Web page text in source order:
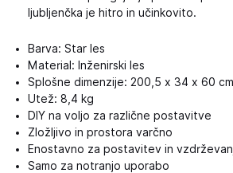
ljubljenčka je hitro in učinkovito.
Barva: Star les
Material: Inženirski les
Splošne dimenzije: 200,5 x 34 x 60
Utež: 8,4 kg
DIY na voljo za različne postavitve
Zložljivo in prostora varčno
Enostavno za postavitev in
Samo za notranjo uporabo